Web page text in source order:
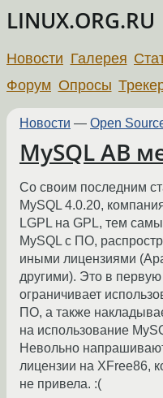
LINUX.ORG.RU
Новости Галерея
Форум Опросы
Новости — Open
MySQL AB
Со своим последним
MySQL 4.0.20,
LGPL на GPL, тем
MySQL c ПО,
иными лицензиями
другими). Это в
ограничивает
ПО, а также
на использование
Невольно
лицензии на XFree86,
не привела. :(